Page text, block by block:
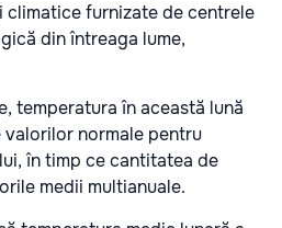
climatice furnizate de centrele
din întreaga lume,
temperatura în această lună
valorilor normale pentru
în timp ce cantitatea de
medii multianuale.